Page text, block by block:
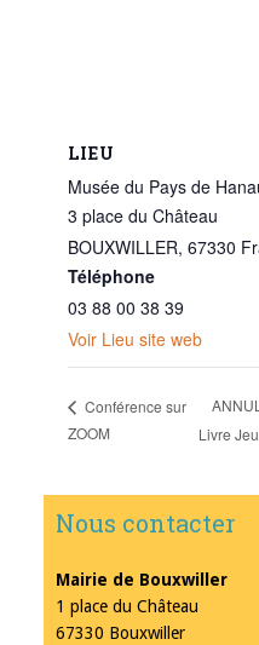
LIEU
Musée du Pays de
3 place du Château
BOUXWILLER, 67330
Téléphone
03 88 00 38 39
Voir Lieu site web
Conférence sur
ZOOM
Livre
Nous contacter
Mairie de Bouxwiller
1 place du Château
67330 Bouxwiller